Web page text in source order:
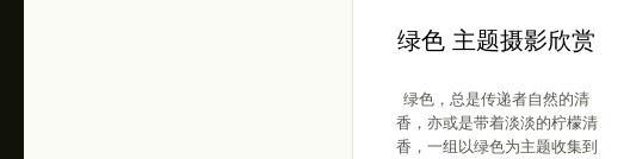
绿色 主题摄影欣赏
绿色，总是传递者自然的清
香，亦或是带着淡淡的柠檬清
香，一组以绿色为主题收集到